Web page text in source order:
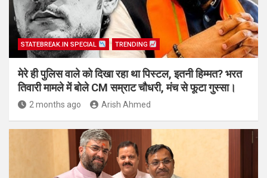
STATEBREAK.IN SPECIAL TRENDING
मेरे ही पुलिस वाले को दिखा रहा था पिस्टल, इतनी हिम्मत? भरत
तिवारी मामले में बोले CM सम्राट चौधरी, मंच से फूटा गुस्सा।
2 months ago Arish Ahmed